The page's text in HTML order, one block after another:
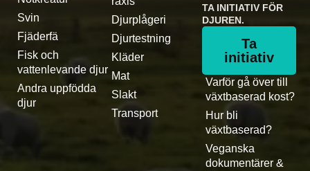
Svin
Fjäderfä
Fisk och
vattenlevande djur
Andra uppfödda
djur
Djurplågeri
Djurtestning
Kläder
Mat
Slakt
Transport
TA INITIATIV FÖR
DJUREN.
Ta
initiativ
Varför gå över till
växtbaserad kost?
Hur bli
växtbaserad?
Veganska
dokumentärer &